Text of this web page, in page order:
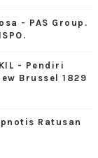
- PAS Group.
- Pendiri
Brussel 1829
Ratusan